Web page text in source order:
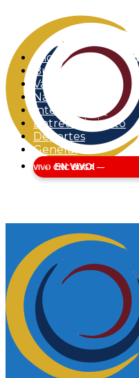
Inicio
Buga
Valle del Cauca
Nacional
Internacional
Entretenimiento
Deportes
General
EN VIVO!